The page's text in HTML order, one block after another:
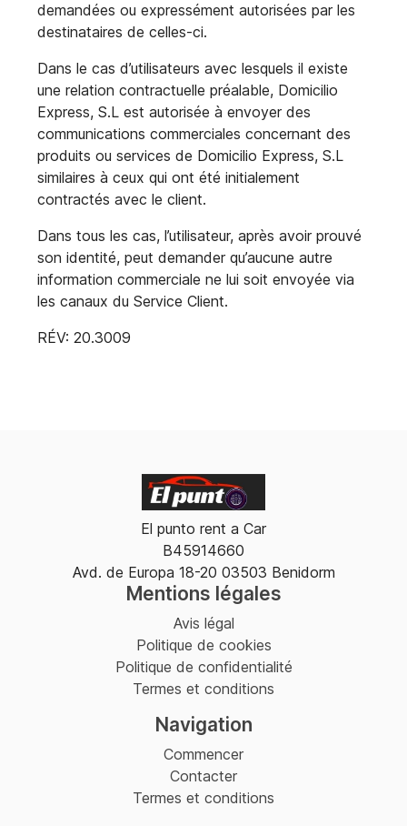
demandées ou expressément autorisées par les
destinataires de celles-ci.
Dans le cas d’utilisateurs avec lesquels il existe
une relation contractuelle préalable, Domicilio
Express, S.L est autorisée à envoyer des
communications commerciales concernant des
produits ou services de Domicilio Express, S.L
similaires à ceux qui ont été initialement
contractés avec le client.
Dans tous les cas, l’utilisateur, après avoir prouvé
son identité, peut demander qu’aucune autre
information commerciale ne lui soit envoyée via
les canaux du Service Client.
RÉV: 20.3009
El punto rent a Car
B45914660
Avd. de Europa 18-20 03503 Benidorm
Mentions légales
Avis légal
Politique de cookies
Politique de confidentialité
Termes et conditions
Navigation
Commencer
Contacter
Termes et conditions